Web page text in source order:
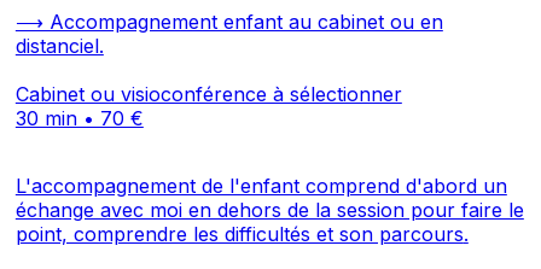
⟶ Accompagnement enfant au cabinet ou en
distanciel.
Cabinet ou visioconférence à sélectionner
30 min • 70 €
L'accompagnement de l'enfant comprend d'abord un
échange avec moi en dehors de la session pour faire le
point, comprendre les difficultés et son parcours.